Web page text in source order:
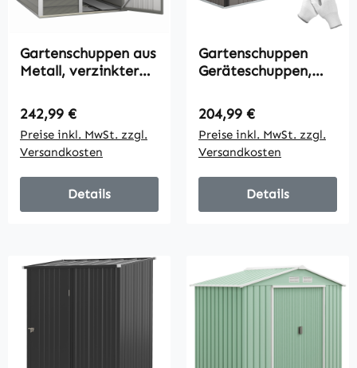
Gartenschuppen aus
Metall, verzinkter
verschließbare Tür,
leichte Montage,
142 x 184 x 165/181
cm, Grau
Regulärer Preis:
242,99 €
Preise inkl. MwSt. zzgl.
Versandkosten
Details
Gartenschuppen
Geräteschuppen,
wetterbeständig,
161,5 cm x 94,5 cm
x 196 cm, Schwarz
Regulärer Preis:
204,99 €
Preise inkl. MwSt. zzgl.
Versandkosten
Details